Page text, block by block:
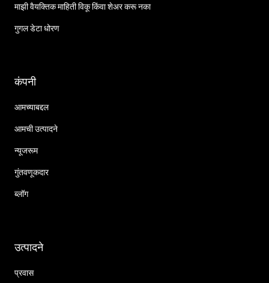
माझी वैयक्तिक माहिती विकू किंवा शेअर करू नका
गुगल डेटा धोरण
कंपनी
आमच्याबद्दल
आमची उत्पादने
न्यूजरूम
गुंतवणूकदार
ब्लॉग
उत्पादने
प्रवास